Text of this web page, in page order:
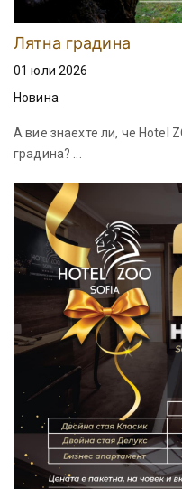
Лятна градина
01 юли 2026
Новина
А вие знаехте ли, че Hotel
градина? ...